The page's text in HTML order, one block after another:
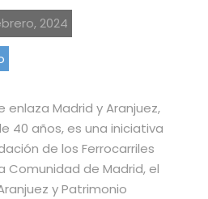
2024
enlaza Madrid y Aranjuez,
40 años, es una iniciativa
de los Ferrocarriles
Comunidad de Madrid, el
y Patrimonio